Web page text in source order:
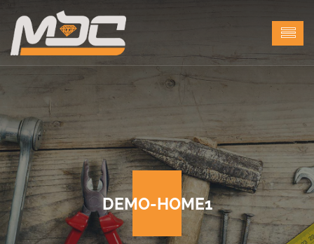
DEMO-HOME1